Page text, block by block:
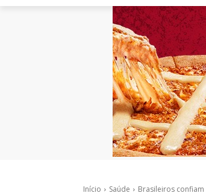
Início Saúde Brasileiros